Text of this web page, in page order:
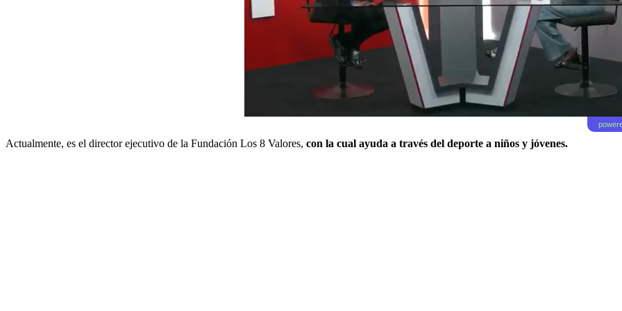
Actualmente, es el director ejecutivo de la Fundación Los 8 Valores, con la cual ayuda a través del deporte a niños y jóvenes.